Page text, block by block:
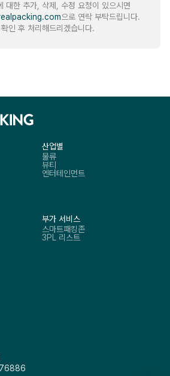
대한 추가, 삭제, 수정 요청이 있으시면
으로 연락 부탁드립니다.
인 후 처리해드리겠습니다.
산업별
물류
뷰티
엔터테인먼트
부가 서비스
스마트패킹존
3PL 리스트
76886